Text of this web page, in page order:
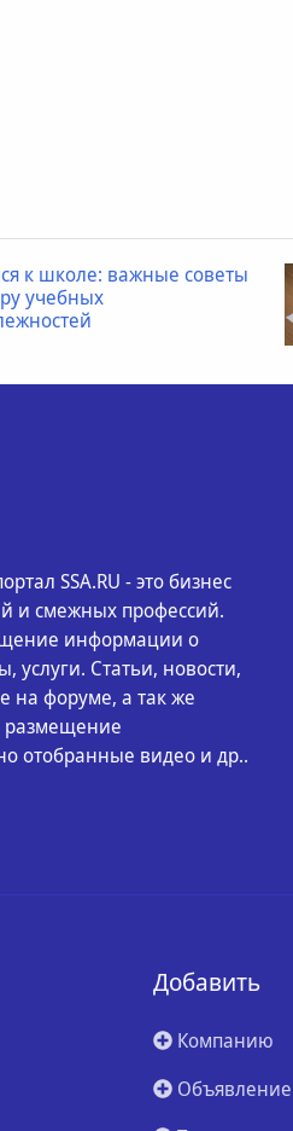
к школе: важные советы
учебных
SSA.RU - это бизнес
и смежных профессий.
информации о
Статьи, новости,
на форуме, а так же
размещение
отобранные видео и др..
Добавить
Компанию
Объявление